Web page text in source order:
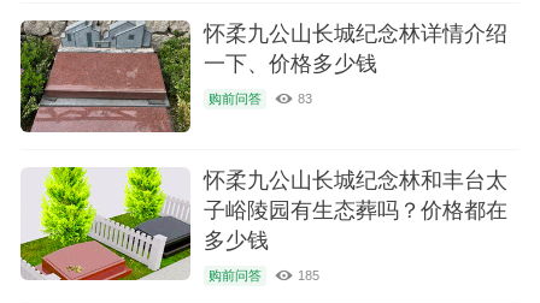
怀柔九公山长城纪念林详情介绍
一下、价格多少钱
购前问答 83
怀柔九公山长城纪念林和丰台太
子峪陵园有生态葬吗？价格都在
多少钱
购前问答 185